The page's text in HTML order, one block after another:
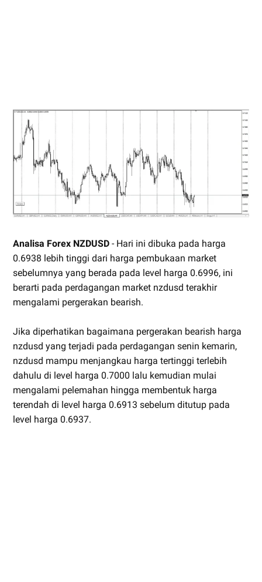
Analisa Forex NZDUSD - Hari ini dibuka pada harga
0.6938 lebih tinggi dari harga pembukaan market
sebelumnya yang berada pada level harga 0.6996, ini
berarti pada perdagangan market nzdusd terakhir
mengalami pergerakan bearish.
Jika diperhatikan bagaimana pergerakan bearish harga
nzdusd yang terjadi pada perdagangan senin kemarin,
nzdusd mampu menjangkau harga tertinggi terlebih
dahulu di level harga 0.7000 lalu kemudian mulai
mengalami pelemahan hingga membentuk harga
terendah di level harga 0.6913 sebelum ditutup pada
level harga 0.6937.